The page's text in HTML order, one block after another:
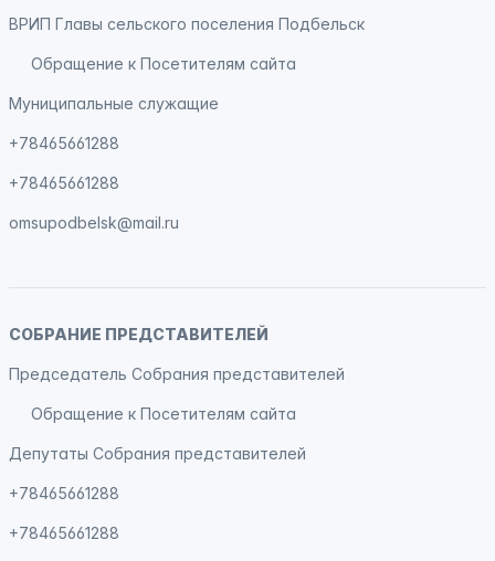
ВРИП Главы сельского поселения Подбельск
Обращение к Посетителям сайта
Муниципальные служащие
+78465661288
+78465661288
omsupodbelsk@mail.ru
СОБРАНИЕ ПРЕДСТАВИТЕЛЕЙ
Председатель Собрания представителей
Обращение к Посетителям сайта
Депутаты Собрания представителей
+78465661288
+78465661288